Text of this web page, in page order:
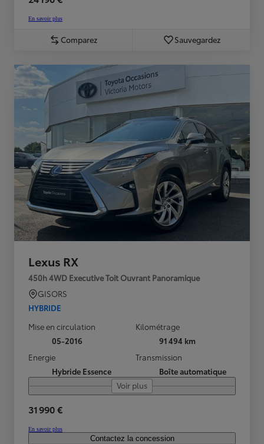
En savoir plus
Comparez Sauvegardez
Lexus RX
450h 4WD Executive Toit Ouvrant Panoramique
GISORS
HYBRIDE
Mise en circulation
05-2016
Kilométrage
91 494 km
Energie
Hybride Essence
Transmission
Boîte automatique
Voir plus
31 990 €
En savoir plus
Contactez la concession